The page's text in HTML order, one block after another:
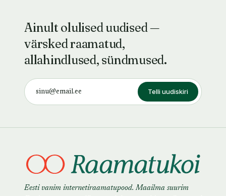
Ainult olulised uudised —
värsked raamatud,
allahindlused, sündmused.
Telli uudiskiri
Eesti vanim internetiraamatupood. Maailma suurim